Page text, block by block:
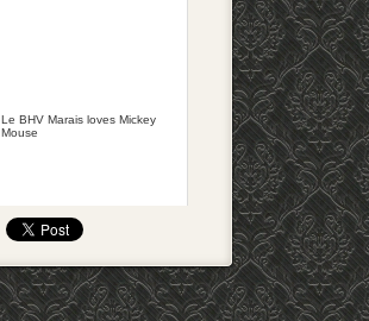
Le BHV Marais loves Mickey
Mouse